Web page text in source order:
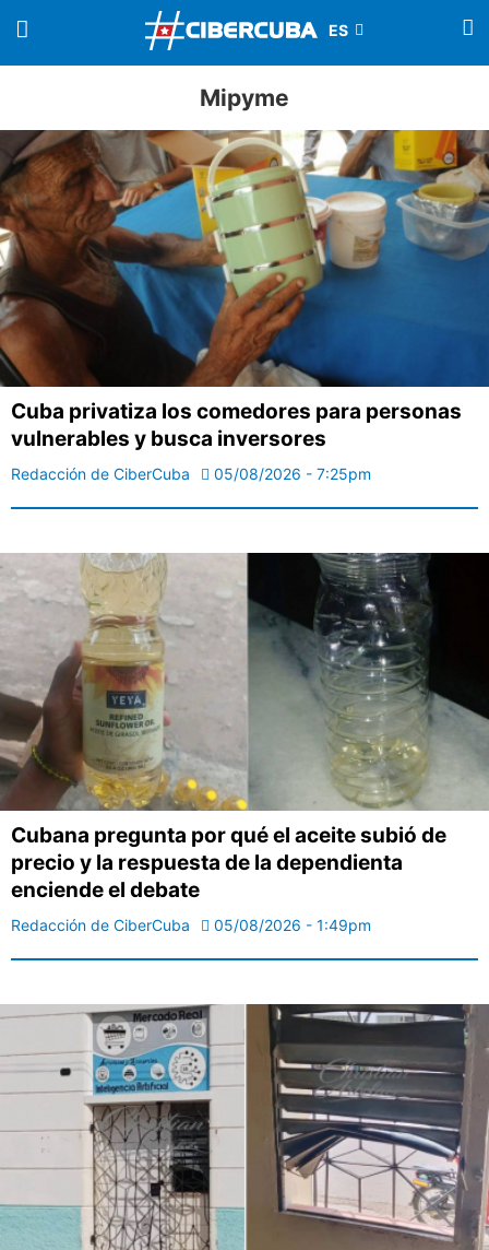
Mipyme
Cuba privatiza los comedores para personas
vulnerables y busca inversores
Redacción de CiberCuba 05/08/2026 - 7:25pm
Cubana pregunta por qué el aceite subió de
precio y la respuesta de la dependienta
enciende el debate
Redacción de CiberCuba 05/08/2026 - 1:49pm